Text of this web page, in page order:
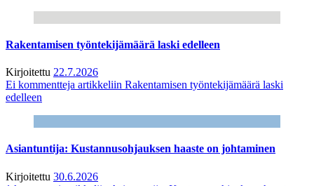
Rakentamisen työntekijämäärä laski edelleen
Kirjoitettu 22.7.2026
Ei kommentteja artikkeliin Rakentamisen työntekijämäärä laski
edelleen
Asiantuntija: Kustannusohjauksen haaste on johtaminen
Kirjoitettu 30.6.2026